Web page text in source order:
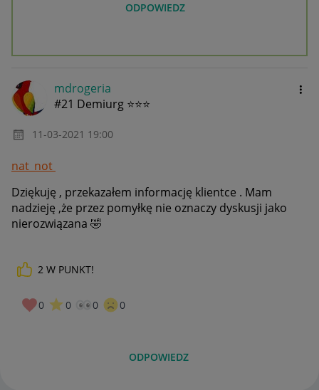
ODPOWIEDZ
mdrogeria
#21 Demiurg ⭐⭐⭐
‎11-03-2021 19:00
nat_not
Dziękuję , przekazałem informację klientce . Mam
nadzieję ,że przez pomyłkę nie oznaczy dyskusji jako
nierozwiązana 🤣
2 W PUNKT!
0 0 0 0
ODPOWIEDZ